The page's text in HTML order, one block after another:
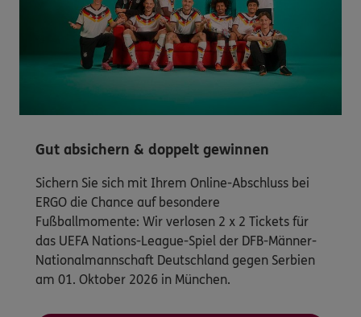
Gut absichern & doppelt gewinnen
Sichern Sie sich mit Ihrem Online-Abschluss bei
ERGO die Chance auf besondere
Fußballmomente: Wir verlosen 2 x 2 Tickets für
das UEFA Nations-League-Spiel der DFB-Männer-
Nationalmannschaft Deutschland gegen Serbien
am 01. Oktober 2026 in München.